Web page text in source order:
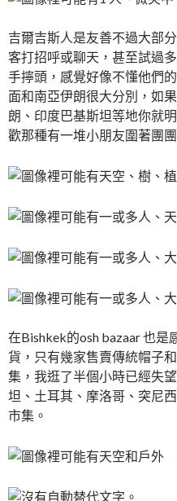
吉爾吉斯人是友善不過大部
客打招呼或聊天，甚至試過
手擰頭，感覺好像不懂他們
面和南亞伊朗很大分別，如
朗、印度巴基斯坦等地你就
歡那種有一堆小朋友圍著團
在Bishkek的osh bazaar 也
貨，只有幾家售賣傳統帽子
集，我逛了半個小時已經失
坦、土耳其、摩洛哥、突尼
市集。